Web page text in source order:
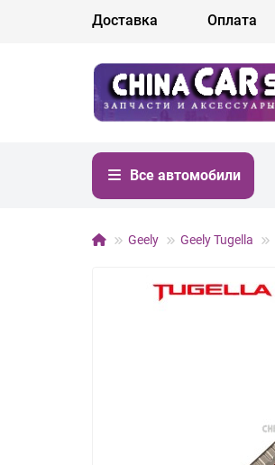
Доставка Оплата
Все автомобили
Geely Geely Tugella